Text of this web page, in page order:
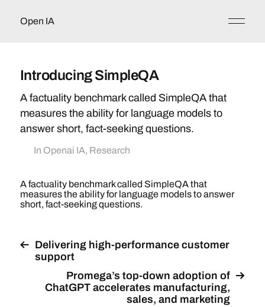
Open IA
Introducing SimpleQA
A factuality benchmark called SimpleQA that
measures the ability for language models to
answer short, fact-seeking questions.
In Openai IA, Research
A factuality benchmark called SimpleQA that
measures the ability for language models to answer
short, fact-seeking questions.
Delivering high-performance customer
support
Promega’s top-down adoption of
ChatGPT accelerates manufacturing,
sales, and marketing